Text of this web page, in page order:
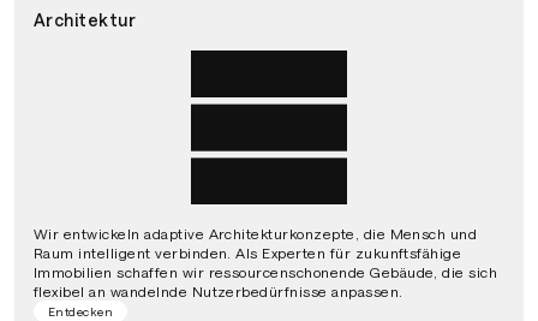
Architektur
Wir entwickeln adaptive Architekturkonzepte, die Mensch und
Raum intelligent verbinden. Als Experten für zukunftsfähige
Immobilien schaffen wir ressourcenschonende Gebäude, die sich
flexibel an wandelnde Nutzerbedürfnisse anpassen.
Entdecken